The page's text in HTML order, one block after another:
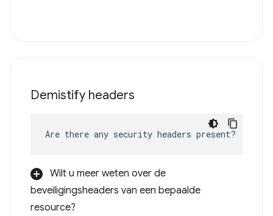
Demistify headers
Are there any security headers present?
Wilt u meer weten over de
beveiligingsheaders van een bepaalde
resource?